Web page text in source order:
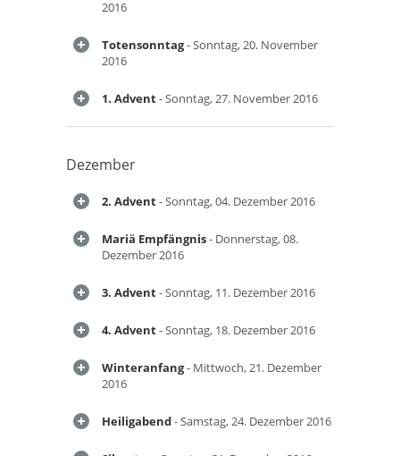
2016
Totensonntag- Sonntag, 20. November
2016
1. Advent- Sonntag, 27. November 2016
Dezember
2. Advent- Sonntag, 04. Dezember 2016
Mariä Empfängnis- Donnerstag, 08.
Dezember 2016
3. Advent- Sonntag, 11. Dezember 2016
4. Advent- Sonntag, 18. Dezember 2016
Winteranfang- Mittwoch, 21. Dezember
2016
Heiligabend- Samstag, 24. Dezember 2016